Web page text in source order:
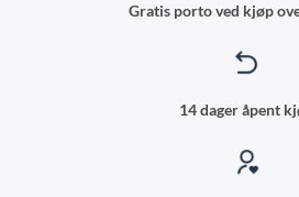
Gratis porto ved kjøp
14 dager åpent